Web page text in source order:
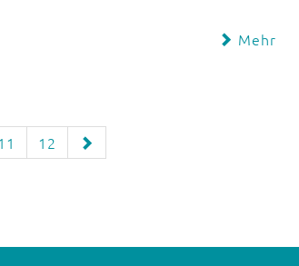
Mehr
12